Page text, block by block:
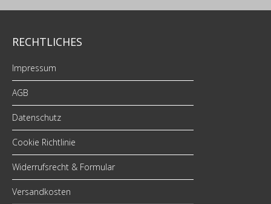
RECHTLICHES
Impressum
AGB
Datenschutz
Cookie Richtlinie
Widerrufsrecht & Formular
Versandkosten